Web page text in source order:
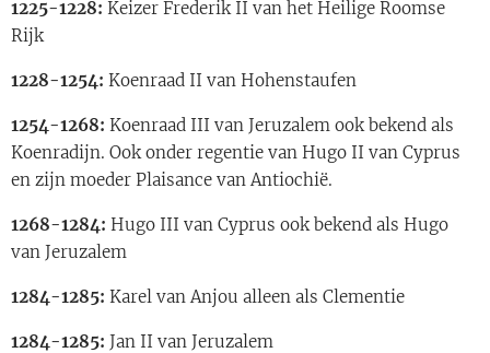
1225-1228: Keizer Frederik II van het Heilige Roomse
Rijk
1228-1254: Koenraad II van Hohenstaufen
1254-1268: Koenraad III van Jeruzalem ook bekend als
Koenradijn. Ook onder regentie van Hugo II van Cyprus
en zijn moeder Plaisance van Antiochië.
1268-1284: Hugo III van Cyprus ook bekend als Hugo
van Jeruzalem
1284-1285: Karel van Anjou alleen als Clementie
1284-1285: Jan II van Jeruzalem